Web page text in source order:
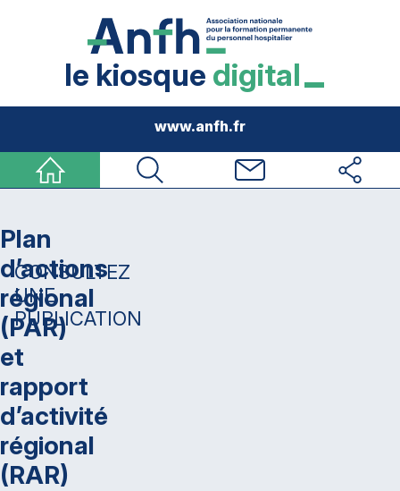
le kiosque digital
www.anfh.fr
Accueil Rechercher Nous contacter Réseaux
Plan
d’actions
régional
(PAR)
et
rapport
d’activité
régional
(RAR)
CONSULTEZ
UNE
PUBLICATION